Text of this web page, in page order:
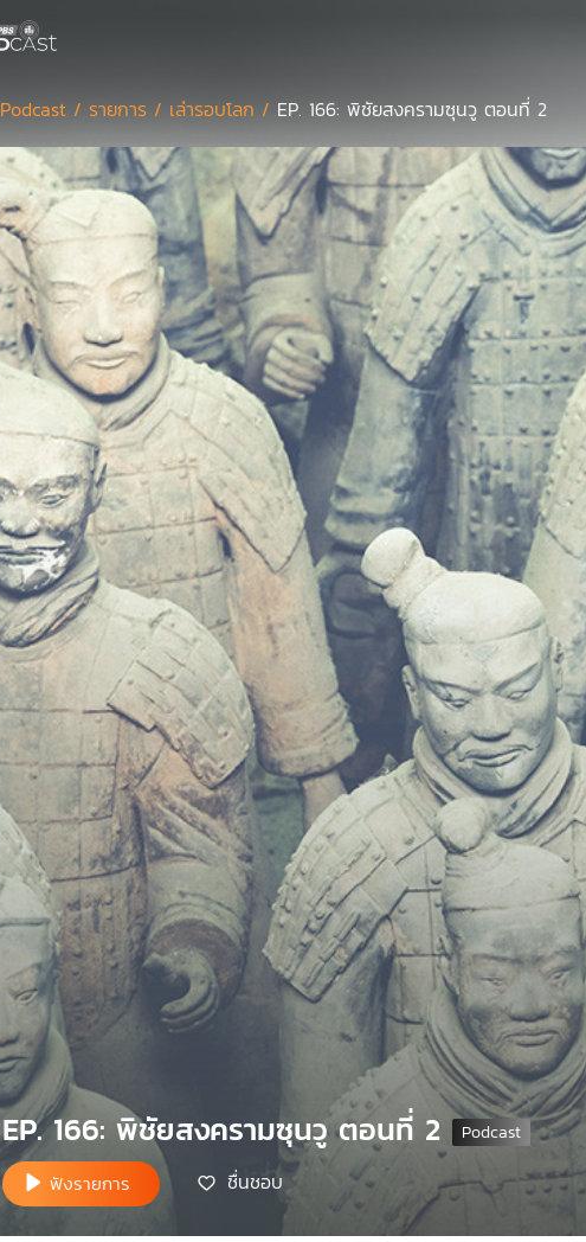
Podcast / รายการ / เล่ารอบโลก / EP. 166: พิชัยสงครามซุนวู ตอนที่ 2
EP. 166: พิชัยสงครามซุนวู ตอนที่ 2
ฟังรายการ ชื่นชอบ